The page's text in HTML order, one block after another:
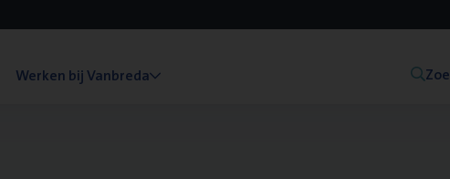
Werken bij Vanbreda